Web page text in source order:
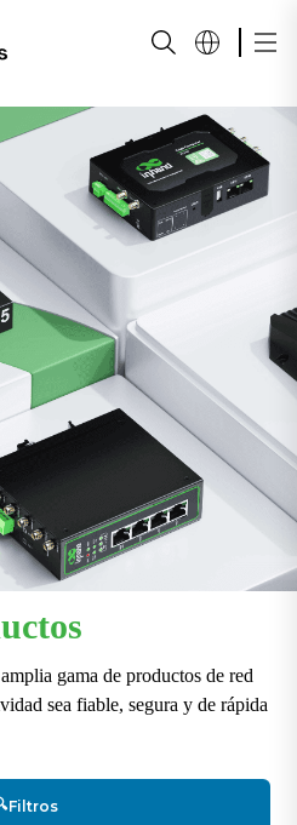
gama de productos de red
sea fiable, segura y de rápida
Filtros